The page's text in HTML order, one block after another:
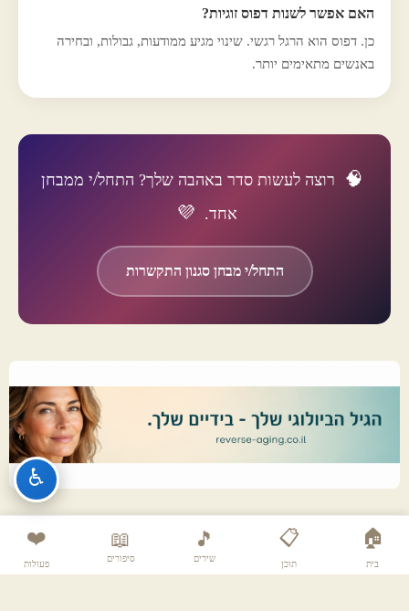
האם אפשר לשנות דפוס זוגיות?
כן. דפוס הוא הרגל רגשי. שינוי מגיע ממודעות, גבולות, ובחירה
באנשים מתאימים יותר.
🧠
רוצה לעשות סדר באהבה שלך? התחל/י ממבחן
אחד. 💜
התחל/י מבחן סגנון התקשרות
🏠
בית
📋
תוכן
🎵
שירים
📖
סיפורים
❤️
פעולות
♿